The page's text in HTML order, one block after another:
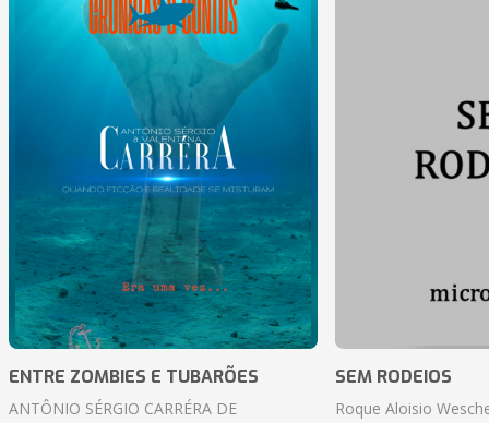
ENTRE ZOMBIES E TUBARÕES
ANTÔNIO SÉRGIO CARRÉRA DE
SEM RODEIOS
Roque Aloisio